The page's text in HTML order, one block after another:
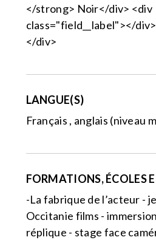
</strong> Noir</div> <div
class="field__label"></
</div>
LANGUE(S)
Français , anglais (niveau
FORMATIONS, ÉCOLES
-La fabrique de l’acteur -
Occitanie films -
réplique - stage face